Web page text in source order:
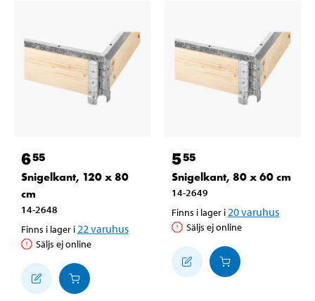
655
Snigelkant, 120 x 80
cm
14-2648
Finns i lager i 22 varuhus
Säljs ej online
555
Snigelkant, 80 x 60 cm
14-2649
Finns i lager i 20varuhus
Säljs ej online